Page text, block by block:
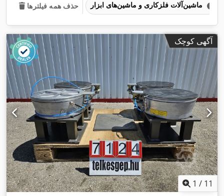
حذف همه فیلترها
آگهی کوچک
1 / 11